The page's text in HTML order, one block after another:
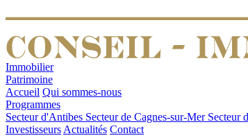
Immobilier
Patrimoine
Accueil Qui sommes-nous
Programmes
Secteur d'Antibes Secteur de Cagnes-sur-Mer Secteur
Investisseurs Actualités Contact